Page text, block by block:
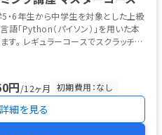
・6年生から中学生を対象とした上級
語「Python（パイソン）」を用いた本
ラッチ型
円/12ヶ月 初期費用：なし
細を見る